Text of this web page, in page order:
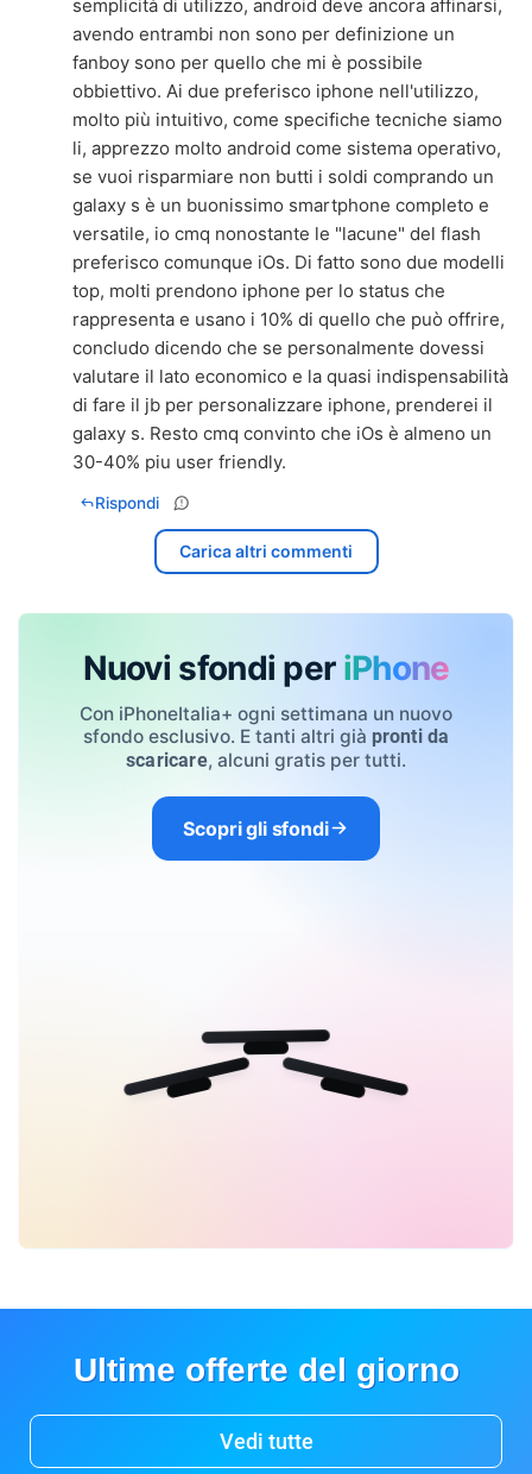
semplicità di utilizzo, android deve ancora affinarsi,
avendo entrambi non sono per definizione un
fanboy sono per quello che mi è possibile
obbiettivo. Ai due preferisco iphone nell'utilizzo,
molto più intuitivo, come specifiche tecniche siamo
li, apprezzo molto android come sistema operativo,
se vuoi risparmiare non butti i soldi comprando un
galaxy s è un buonissimo smartphone completo e
versatile, io cmq nonostante le "lacune" del flash
preferisco comunque iOs. Di fatto sono due modelli
top, molti prendono iphone per lo status che
rappresenta e usano i 10% di quello che può offrire,
concludo dicendo che se personalmente dovessi
valutare il lato economico e la quasi indispensabilità
di fare il jb per personalizzare iphone, prenderei il
galaxy s. Resto cmq convinto che iOs è almeno un
30-40% piu user friendly.
Rispondi
Carica altri commenti
Nuovi sfondi per iPhone
Con iPhoneItalia+ ogni settimana un nuovo
sfondo esclusivo. E tanti altri già pronti da
scaricare, alcuni gratis per tutti.
Scopri gli sfondi
Ultime offerte del giorno
Vedi tutte